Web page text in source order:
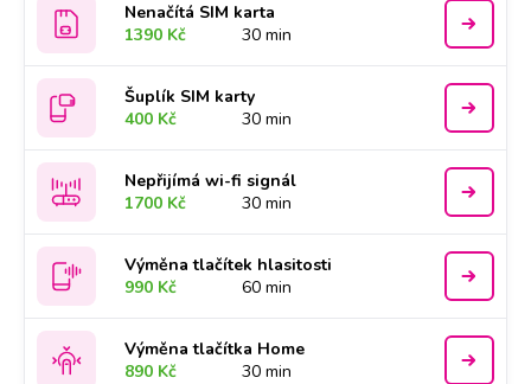
Nenačítá SIM karta
1390 Kč
30 min
Šuplík SIM karty
400 Kč
30 min
Nepřijímá wi-fi signál
1700 Kč
30 min
Výměna tlačítek hlasitosti
990 Kč
60 min
Výměna tlačítka Home
890 Kč
30 min